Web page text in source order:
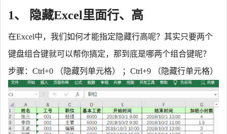
1、 隐藏Excel里面行、高
在Excel中，我们如何才能指定隐藏行高呢？其实只要两个
键盘组合键就可以帮你搞定，那到底是哪两个组合键呢？
步骤： Ctrl+0 （隐藏列单元格） ；Ctrl+9 （隐藏行单元格）